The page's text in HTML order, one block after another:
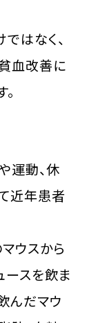
はなく、
血改善に
運動、休
近年患者
ウスから
ースを飲ま
んだマウ